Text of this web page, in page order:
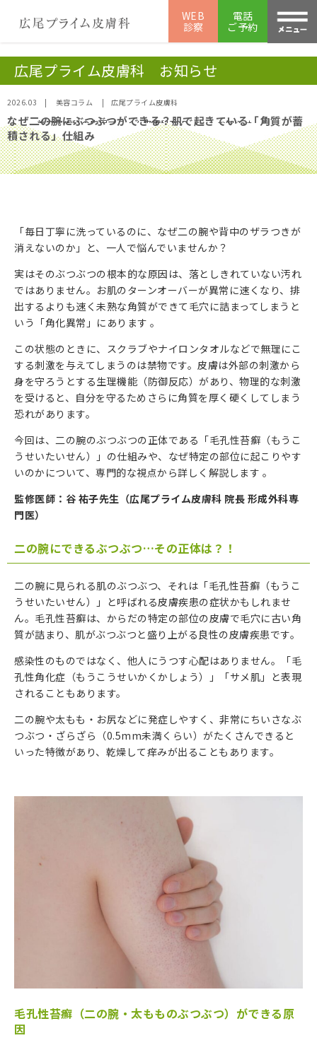
電話
ご予約
WEB
診察
広尾プライム皮膚科 お知らせ
美容皮膚科の広尾プライム皮膚科TOP お知らせ一覧
2026.03 | 美容コラム | 広尾プライム皮膚科
なぜ二の腕にぶつぶつができる？肌で起きている「角質が蓄
積される」仕組み
「毎日丁寧に洗っているのに、なぜ二の腕や背中のザラつきが
消えないのか」と、一人で悩んでいませんか？
実はそのぶつぶつの根本的な原因は、落としきれていない汚れ
ではありません。お肌のターンオーバーが異常に速くなり、排
出するよりも速く未熟な角質ができて毛穴に詰まってしまうと
いう「角化異常」にあります 。
この状態のときに、スクラブやナイロンタオルなどで無理にこ
する刺激を与えてしまうのは禁物です。皮膚は外部の刺激から
身を守ろうとする生理機能（防御反応）があり、物理的な刺激
を受けると、自分を守るためさらに角質を厚く硬くしてしまう
恐れがあります。
今回は、二の腕のぶつぶつの正体である「毛孔性苔癬（もうこ
うせいたいせん）」の仕組みや、なぜ特定の部位に起こりやす
いのかについて、専門的な視点から詳しく解説します 。
監修医師：谷 祐子先生（広尾プライム皮膚科 院長 形成外科専
門医）
二の腕にできるぶつぶつ…その正体は？！
二の腕に見られる肌のぶつぶつ、それは「毛孔性苔癬（もうこ
うせいたいせん）」と呼ばれる皮膚疾患の症状かもしれませ
ん。毛孔性苔癬は、からだの特定の部位の皮膚で毛穴に古い角
質が詰まり、肌がぶつぶつと盛り上がる良性の皮膚疾患です。
感染性のものではなく、他人にうつす心配はありません。「毛
孔性角化症（もうこうせいかくかしょう）」「サメ肌」と表現
されることもあります。
二の腕や太もも・お尻などに発症しやすく、非常にちいさなぶ
つぶつ・ざらざら（0.5mm未満くらい）がたくさんできると
いった特徴があり、乾燥して痒みが出ることもあります。
毛孔性苔癬（二の腕・太もものぶつぶつ）ができる原
因